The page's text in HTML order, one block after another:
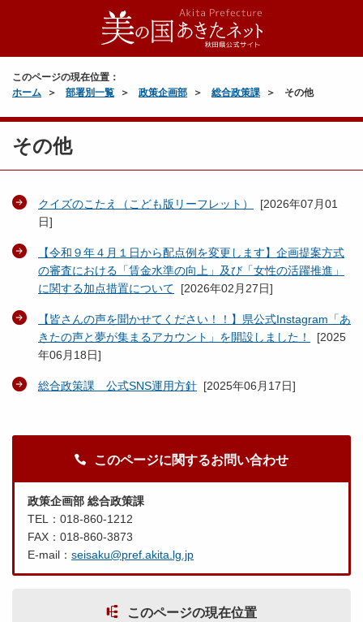
このページの現在位置：
ホーム
部署別一覧 政策企画部 総合政策課 その他
その他
クイズのこたえ（こども版リーフレット） [2026年07月01
日]
【令和９年４月１日から配点例を変更します】企画提案方式
の審査における「賃金水準の向上」及び「女性の活躍推進」
に関する加点措置について [2026年02月27日]
【皆さんの声を聞かせてください！！】県公式Instagram「あ
きたの声と夢が集まるアカウント」を開設しました！
[2025
年06月18日]
総合政策課 公式SNS運用方針 [2025年06月17日]
このページに関するお問い合わせ
政策企画部 総合政策課
TEL：018-860-1212
FAX：018-860-3873
E-mail： seisaku@pref.akita.lg.jp
このページの現在位置